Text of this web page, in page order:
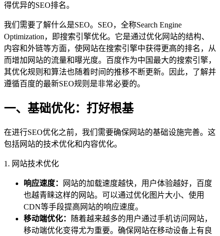
得优异的SEO排名。
我们需要了解什么是SEO。SEO，全称Search Engine
Optimization，即搜索引擎优化。它是通过优化网站的结构、
内容和外链等方面，使网站在搜索引擎中获得更高的排名，从
而增加网站的流量和曝光度。百度作为中国最大的搜索引擎，
其优化规则和算法也随着时间的推移不断更新。因此，了解并
遵循百度的最新SEO规则是非常必要的。
一、基础优化：打好根基
在进行SEO优化之前，我们需要确保网站的基础设施完善。这
包括网站的技术优化和内容优化。
1. 网站技术优化
响应速度：
网站的加载速度越快，用户体验越好，百度
也越青睐这样的网站。可以通过优化图片大小、使用
CDN等手段提高网站的响应速度。
移动端优化：
随着越来越多的用户通过手机访问网站，
移动端优化变得尤为重要。确保网站在移动设备上有良